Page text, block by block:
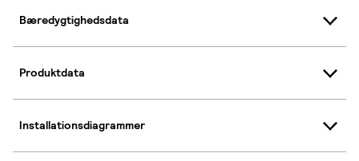
Bæredygtighedsdata
Produktdata
Installationsdiagrammer